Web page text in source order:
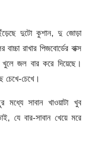
দুটো কুশান, দু জোড়া
রাখার পিজবোর্ডের বাক্স
জল বার করে দিয়েছে।
চেখে।
সাবান খাওয়াটা খুব
যে বার-সাবান খেয়ে মরে